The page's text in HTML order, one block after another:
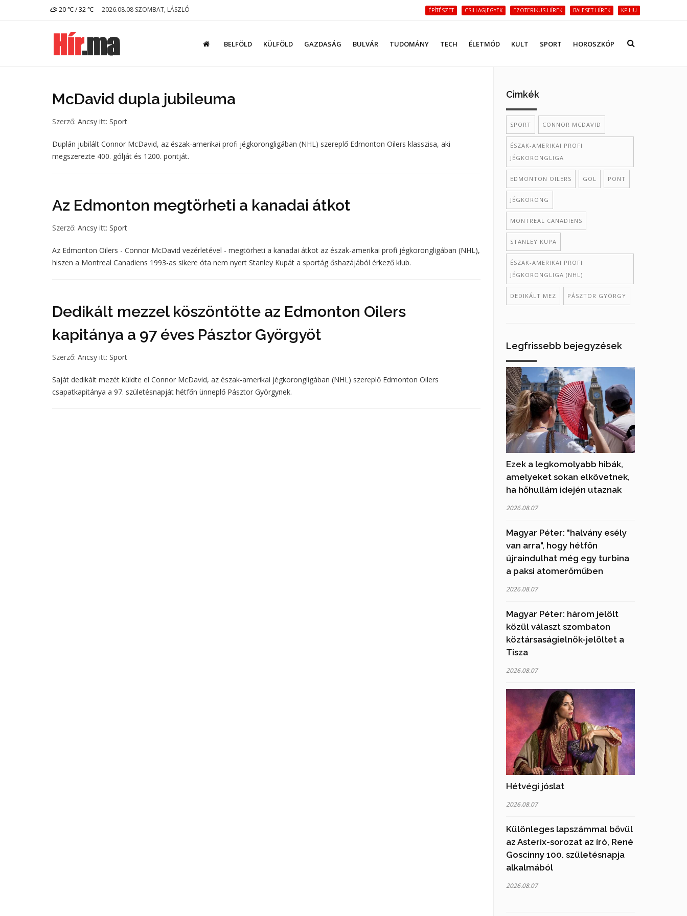
20 ℃ / 32 ℃ 2026.08.08 SZOMBAT, LÁSZLÓ ÉPÍTÉSZET CSILLAGJEGYEK EZOTERIKUS HÍREK BALESET HÍREK KP.HU
BELFÖLD KÜLFÖLD GAZDASÁG BULVÁR TUDOMÁNY TECH ÉLETMÓD KULT SPORT HOROSZKÓP
McDavid dupla jubileuma
Szerző: Ancsy itt: Sport
Duplán jubilált Connor McDavid, az észak-amerikai profi jégkorongligában (NHL) szereplő Edmonton Oilers klasszisa, aki
megszerezte 400. gólját és 1200. pontját.
Az Edmonton megtörheti a kanadai átkot
Szerző: Ancsy itt: Sport
Az Edmonton Oilers - Connor McDavid vezérletével - megtörheti a kanadai átkot az észak-amerikai profi jégkorongligában (NHL),
hiszen a Montreal Canadiens 1993-as sikere óta nem nyert Stanley Kupát a sportág őshazájából érkező klub.
Dedikált mezzel köszöntötte az Edmonton Oilers
kapitánya a 97 éves Pásztor Györgyöt
Szerző: Ancsy itt: Sport
Saját dedikált mezét küldte el Connor McDavid, az észak-amerikai jégkorongligában (NHL) szereplő Edmonton Oilers
csapatkapitánya a 97. születésnapját hétfőn ünneplő Pásztor Györgynek.
Cimkék
SPORT CONNOR MCDAVID
ÉSZAK-AMERIKAI PROFI
JÉGKORONGLIGA
EDMONTON OILERS GOL PONT
JÉGKORONG
MONTREAL CANADIENS
STANLEY KUPA
ÉSZAK-AMERIKAI PROFI
JÉGKORONGLIGA (NHL)
DEDIKÁLT MEZ PÁSZTOR GYÖRGY
Legfrissebb bejegyzések
Ezek a legkomolyabb hibák,
amelyeket sokan elkövetnek,
ha hőhullám idején utaznak
2026.08.07
Magyar Péter: "halvány esély
van arra", hogy hétfőn
újraindulhat még egy turbina
a paksi atomerőműben
2026.08.07
Magyar Péter: három jelölt
közül választ szombaton
köztársaságielnök-jelöltet a
Tisza
2026.08.07
Hétvégi jóslat
2026.08.07
Különleges lapszámmal bővül
az Asterix-sorozat az író, René
Goscinny 100. születésnapja
alkalmából
2026.08.07